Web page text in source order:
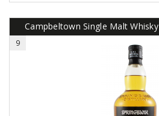
Campbeltown Single Malt Whisky
9